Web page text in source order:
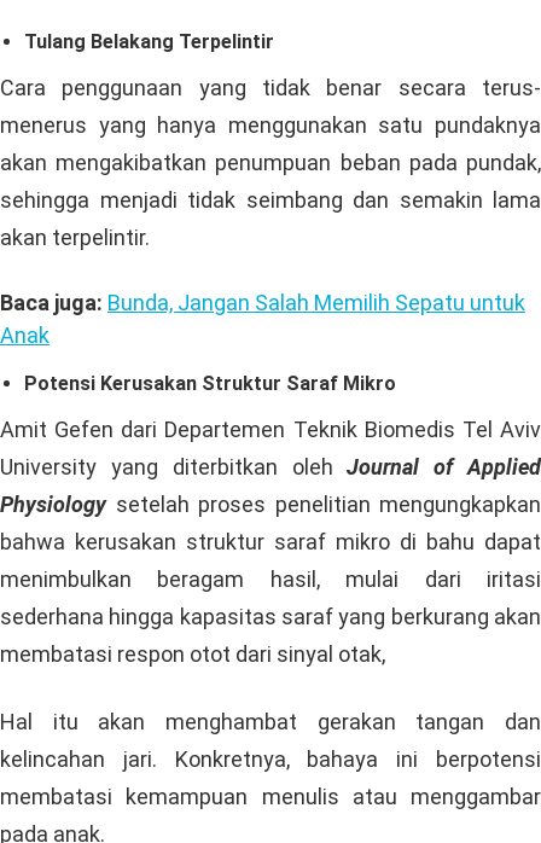
Tulang Belakang Terpelintir
Cara penggunaan yang tidak benar secara terus-
menerus yang hanya menggunakan satu pundaknya
akan mengakibatkan penumpuan beban pada pundak,
sehingga menjadi tidak seimbang dan semakin lama
akan terpelintir.
Baca juga: Bunda, Jangan Salah Memilih Sepatu untuk
Anak
Potensi Kerusakan Struktur Saraf Mikro
Amit Gefen dari Departemen Teknik Biomedis Tel Aviv
University yang diterbitkan olehJournal of Applied
Physiologysetelah proses penelitian mengungkapkan
bahwa kerusakan struktur saraf mikro di bahu dapat
menimbulkan beragam hasil, mulai dari iritasi
sederhana hingga kapasitas saraf yang berkurang akan
membatasi respon otot dari sinyal otak,
Hal itu akan menghambat gerakan tangan dan
kelincahan jari. Konkretnya, bahaya ini berpotensi
membatasi kemampuan menulis atau menggambar
pada anak.